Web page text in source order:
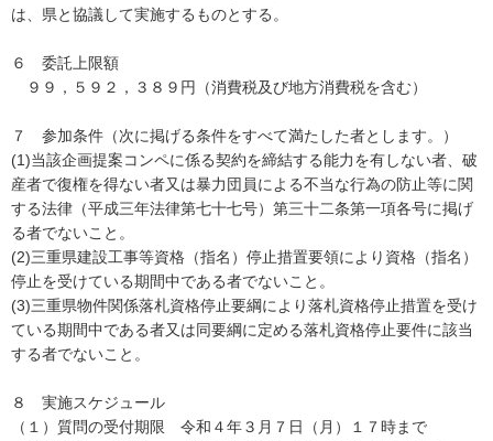
は、県と協議して実施するものとする。
６ 委託上限額
９９，５９２，３８９円（消費税及び地方消費税を含む）
７ 参加条件（次に掲げる条件をすべて満たした者とします。）
(1)当該企画提案コンペに係る契約を締結する能力を有しない者、破
産者で復権を得ない者又は暴力団員による不当な行為の防止等に関
する法律（平成三年法律第七十七号）第三十二条第一項各号に掲げ
る者でないこと。
(2)三重県建設工事等資格（指名）停止措置要領により資格（指名）
停止を受けている期間中である者でないこと。
(3)三重県物件関係落札資格停止要綱により落札資格停止措置を受け
ている期間中である者又は同要綱に定める落札資格停止要件に該当
する者でないこと。
８ 実施スケジュール
（１）質問の受付期限 令和４年３月７日（月）１７時まで